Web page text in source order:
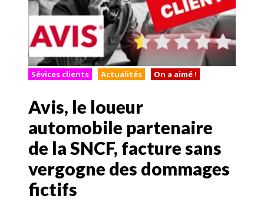
Sévices clients Actualités On a aimé !
Avis, le loueur
automobile partenaire
de la SNCF, facture sans
vergogne des dommages
fictifs